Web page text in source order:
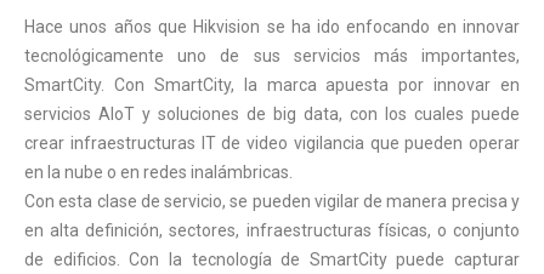
Hace unos años que Hikvision se ha ido enfocando en innovar
tecnológicamente uno de sus servicios más importantes,
SmartCity. Con SmartCity, la marca apuesta por innovar en
servicios AIoT y soluciones de big data, con los cuales puede
crear infraestructuras IT de video vigilancia que pueden operar
en la nube o en redes inalámbricas.
Con esta clase de servicio, se pueden vigilar de manera precisa y
en alta definición, sectores, infraestructuras físicas, o conjunto
de edificios. Con la tecnología de SmartCity puede capturar